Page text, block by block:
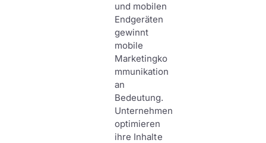
und mobilen
Endgeräten
gewinnt
mobile
Marketingko
mmunikation
an
Bedeutung.
Unternehmen
optimieren
ihre Inhalte